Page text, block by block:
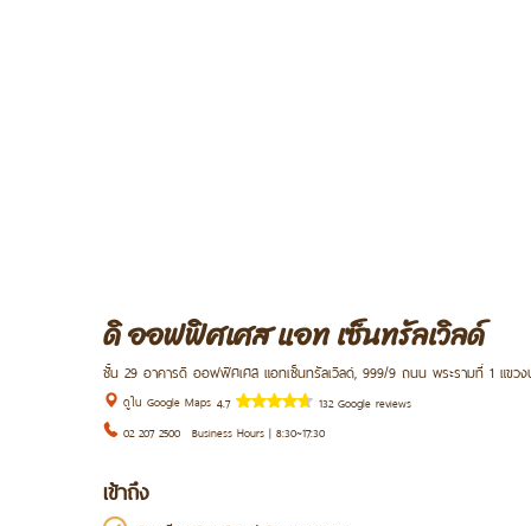
ดิ ออฟฟิศเศส แอท เซ็นทรัลเวิลด์
ชั้น 29 อาคารดิ ออฟฟิศเศส แอทเซ็นทรัลเวิลด์, 999/9 ถนน พระรามที่ 1 แขว
ดูใน Google Maps 4.7
132 Google reviews
02 207 2500 Business Hours | 8:30~17:30
เข้าถึง